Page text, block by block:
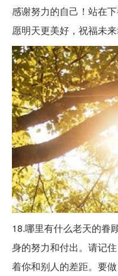
感谢努力的自己！站在
愿明天更美好，祝福未来
18.哪里有什么老天的眷
身的努力和付出。请记
着你和别人的差距。要